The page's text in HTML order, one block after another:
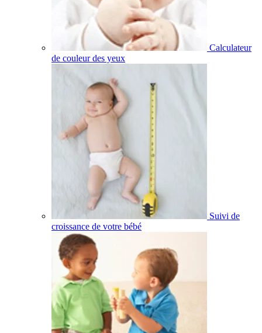
Calculateur
de couleur des yeux
Suivi de
croissance de votre bébé